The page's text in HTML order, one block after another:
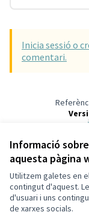
Informació
aquesta pàgina
Utilitzem galetes en
contingut d'aquest.
d'usuari i uns
de xarxes socials.
Inicia sessió o
comentari.
Termes i condicions
Configuració de les
Capellades a X
(Enllaç extern)
Capellades a
(Enllaç extern)
Triar la llenguaElegir el